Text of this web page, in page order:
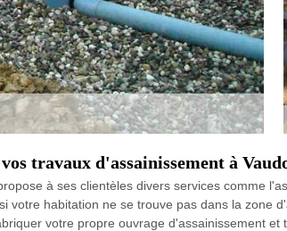
travaux d'assainissement à
à ses clientèles divers services comme
votre habitation ne se trouve pas dans la zone
votre propre ouvrage d'assainissement